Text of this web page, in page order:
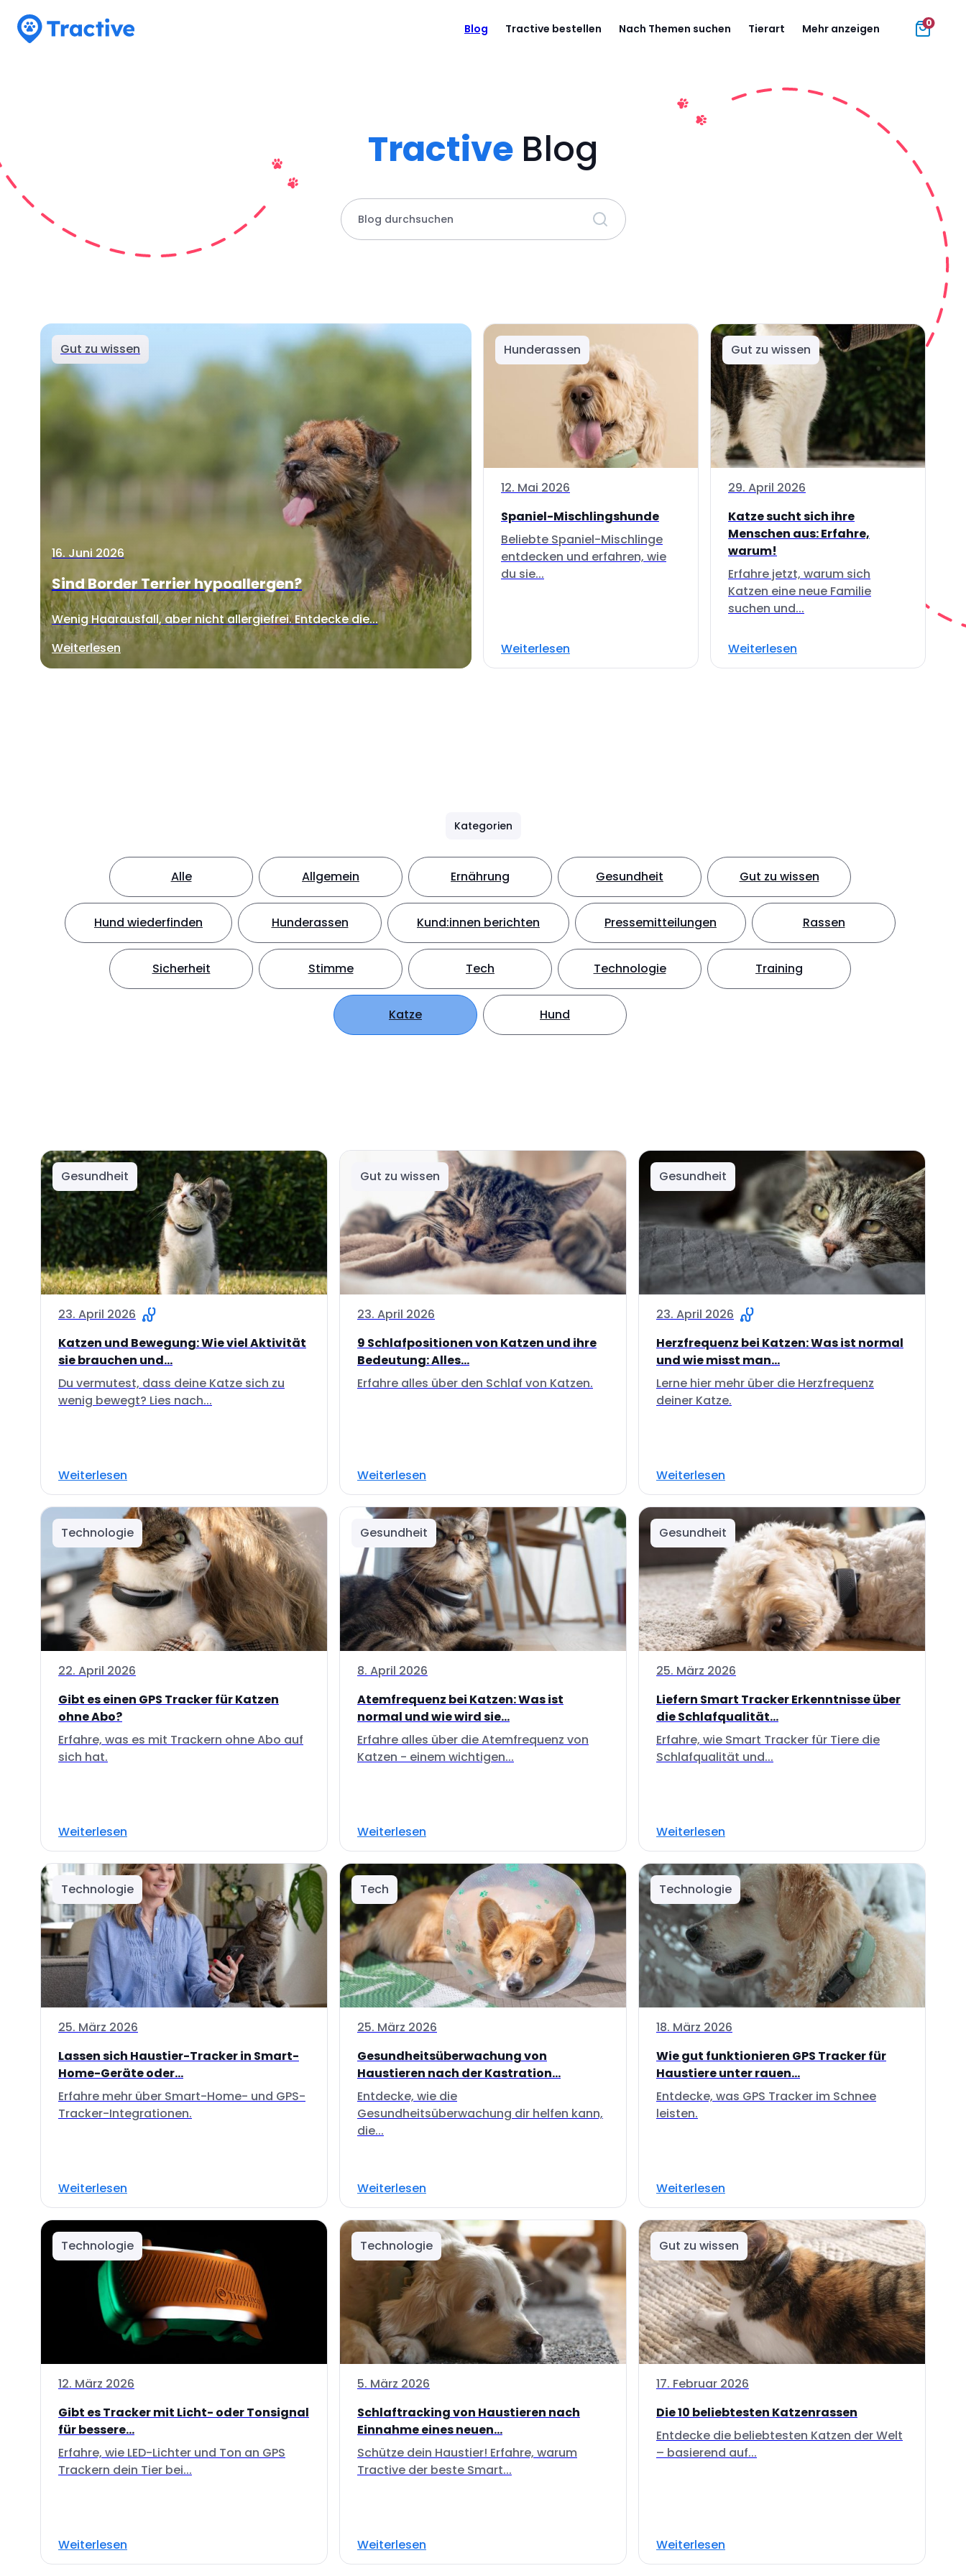
Blog Tractive bestellen Nach Themen suchen Tierart Mehr anzeigen 0
Tractive Blog
Blog durchsuchen
Gut zu wissen
16. Juni 2026
Sind Border Terrier hypoallergen?
Wenig Haarausfall, aber nicht allergiefrei. Entdecke die...
Weiterlesen
Hunderassen
12. Mai 2026
Spaniel-Mischlingshunde
Beliebte Spaniel-Mischlinge
entdecken und erfahren, wie
du sie...
Weiterlesen
Gut zu wissen
29. April 2026
Katze sucht sich ihre
Menschen aus: Erfahre,
warum!
Erfahre jetzt, warum sich
Katzen eine neue Familie
suchen und...
Weiterlesen
Kategorien
Alle Allgemein Ernährung Gesundheit Gut zu wissen
Hund wiederfinden Hunderassen Kund:innen berichten Pressemitteilungen Rassen
Sicherheit Stimme Tech Technologie Training
Katze Hund
Gesundheit
23. April 2026
Katzen und Bewegung: Wie viel Aktivität
sie brauchen und...
Du vermutest, dass deine Katze sich zu
wenig bewegt? Lies nach...
Weiterlesen
Gut zu wissen
23. April 2026
9 Schlafpositionen von Katzen und ihre
Bedeutung: Alles...
Erfahre alles über den Schlaf von Katzen.
Weiterlesen
Gesundheit
23. April 2026
Herzfrequenz bei Katzen: Was ist normal
und wie misst man...
Lerne hier mehr über die Herzfrequenz
deiner Katze.
Weiterlesen
Technologie
22. April 2026
Gibt es einen GPS Tracker für Katzen
ohne Abo?
Erfahre, was es mit Trackern ohne Abo auf
sich hat.
Weiterlesen
Gesundheit
8. April 2026
Atemfrequenz bei Katzen: Was ist
normal und wie wird sie...
Erfahre alles über die Atemfrequenz von
Katzen - einem wichtigen...
Weiterlesen
Gesundheit
25. März 2026
Liefern Smart Tracker Erkenntnisse über
die Schlafqualität...
Erfahre, wie Smart Tracker für Tiere die
Schlafqualität und...
Weiterlesen
Technologie
25. März 2026
Lassen sich Haustier-Tracker in Smart-
Home-Geräte oder...
Erfahre mehr über Smart-Home- und GPS-
Tracker-Integrationen.
Weiterlesen
Tech
25. März 2026
Gesundheitsüberwachung von
Haustieren nach der Kastration...
Entdecke, wie die
Gesundheitsüberwachung dir helfen kann,
die...
Weiterlesen
Technologie
18. März 2026
Wie gut funktionieren GPS Tracker für
Haustiere unter rauen...
Entdecke, was GPS Tracker im Schnee
leisten.
Weiterlesen
Technologie
12. März 2026
Gibt es Tracker mit Licht- oder Tonsignal
für bessere...
Erfahre, wie LED-Lichter und Ton an GPS
Trackern dein Tier bei...
Weiterlesen
Technologie
5. März 2026
Schlaftracking von Haustieren nach
Einnahme eines neuen...
Schütze dein Haustier! Erfahre, warum
Tractive der beste Smart...
Weiterlesen
Gut zu wissen
17. Februar 2026
Die 10 beliebtesten Katzenrassen
Entdecke die beliebtesten Katzen der Welt
– basierend auf...
Weiterlesen